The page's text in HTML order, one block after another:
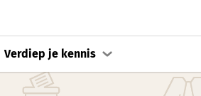
Verdiep je kennis